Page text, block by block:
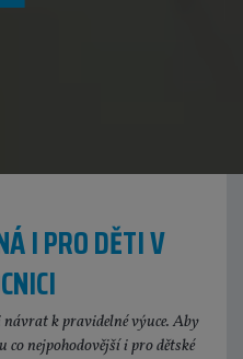
I PRO DĚTI V
k pravidelné výuce. Aby
nejpohodovější i pro dětské